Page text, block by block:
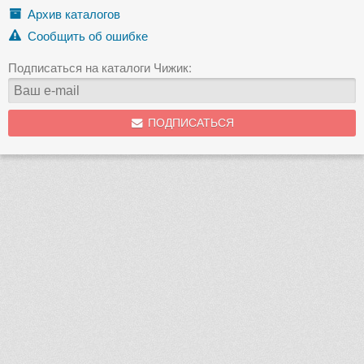
Архив каталогов
Сообщить об ошибке
Подписаться на каталоги Чижик:
ПОДПИСАТЬСЯ